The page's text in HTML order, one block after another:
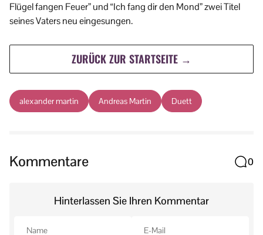
Flügel fangen Feuer” und “Ich fang dir den Mond” zwei Titel
seines Vaters neu eingesungen.
ZURÜCK ZUR STARTSEITE →
alexander martin Andreas Martin Duett
Kommentare 0
Hinterlassen Sie Ihren Kommentar